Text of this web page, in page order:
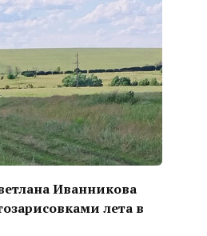
Иванникова
лета в